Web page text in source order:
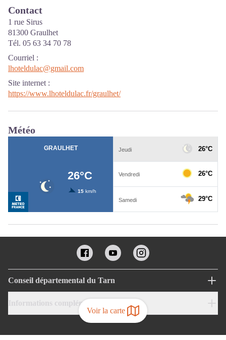
Voir la carte
Contact
1 rue Sirus
81300 Graulhet
Tél. 05 63 34 70 78
Courriel :
lhoteldulac@gmail.com
Site internet :
https://www.lhoteldulac.fr/graulhet/
Météo
Conseil départemental du Tarn
Informations complémentaires